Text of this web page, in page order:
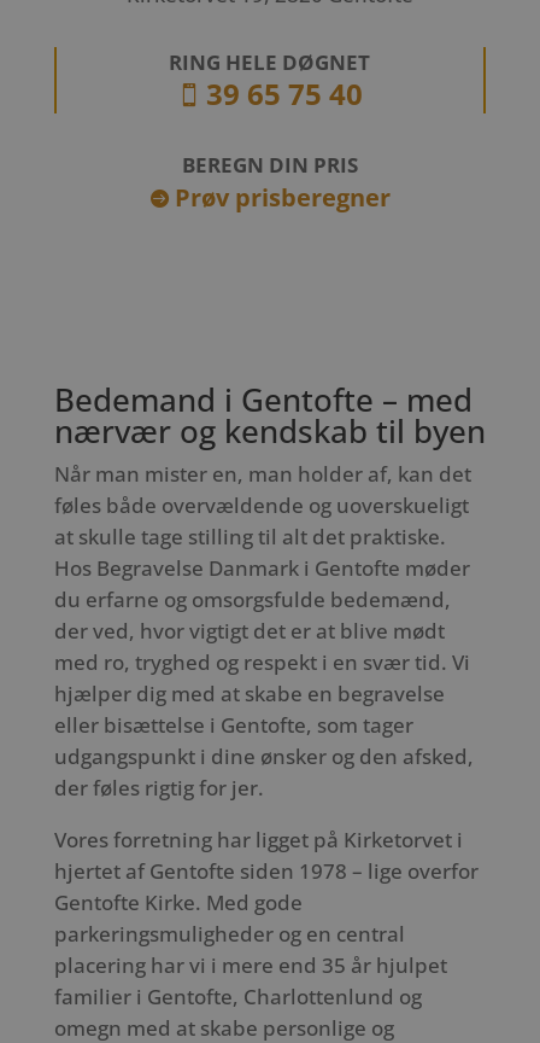
RING HELE DØGNET
 39 65 75 40
BEREGN DIN PRIS
 Prøv prisberegner
Bedemand i Gentofte – med
nærvær og kendskab til byen
Når man mister en, man holder af, kan det
føles både overvældende og uoverskueligt
at skulle tage stilling til alt det praktiske.
Hos Begravelse Danmark i Gentofte møder
du erfarne og omsorgsfulde bedemænd,
der ved, hvor vigtigt det er at blive mødt
med ro, tryghed og respekt i en svær tid. Vi
hjælper dig med at skabe en begravelse
eller bisættelse i Gentofte, som tager
udgangspunkt i dine ønsker og den afsked,
der føles rigtig for jer.
Vores forretning har ligget på Kirketorvet i
hjertet af Gentofte siden 1978 – lige overfor
Gentofte Kirke. Med gode
parkeringsmuligheder og en central
placering har vi i mere end 35 år hjulpet
familier i Gentofte, Charlottenlund og
omegn med at skabe personlige og